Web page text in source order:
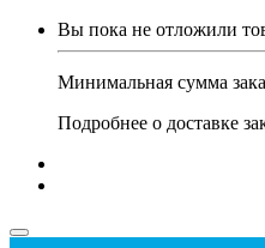
Вы пока не отложили
Минимальная сумма
Подробнее о доставке